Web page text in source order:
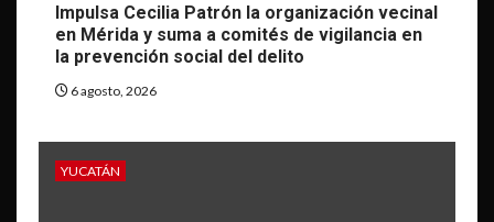
Impulsa Cecilia Patrón la organización vecinal
en Mérida y suma a comités de vigilancia en
la prevención social del delito
6 agosto, 2026
YUCATÁN